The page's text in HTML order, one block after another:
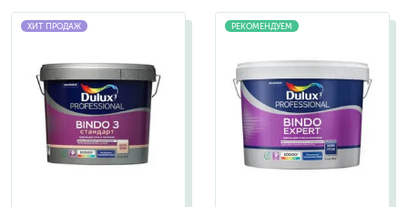
ХИТ ПРОДАЖ РЕКОМЕНДУЕМ